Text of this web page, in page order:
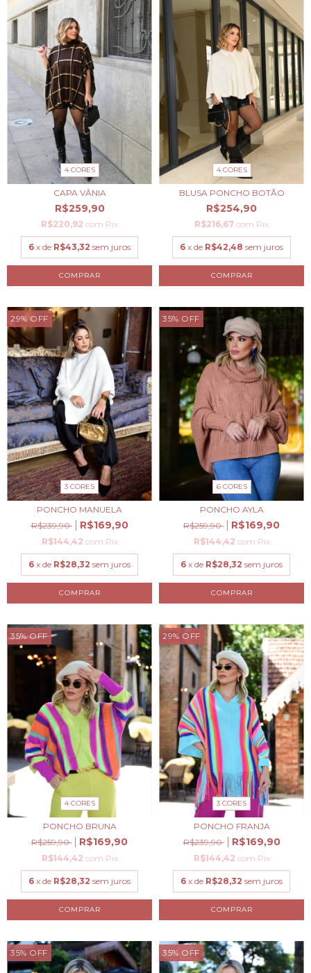
4 CORES
CAPA VÂNIA
R$259,90
R$220,92 com Pix
6 x de R$43,32 sem juros
COMPRAR
4 CORES
BLUSA PONCHO BOTÃO
R$254,90
R$216,67 com Pix
6 x de R$42,48 sem juros
COMPRAR
29% OFF
3 CORES
PONCHO MANUELA
R$239,90
R$169,90
R$144,42 com Pix
6 x de R$28,32 sem juros
COMPRAR
35% OFF
6 CORES
PONCHO AYLA
R$259,90
R$169,90
R$144,42 com Pix
6 x de R$28,32 sem juros
COMPRAR
35%OFF
4 CORES
PONCHO BRUNA
R$259,90
R$169,90
R$144,42 com Pix
6 x de R$28,32 sem juros
COMPRAR
29% OFF
3 CORES
PONCHO FRANJA
R$239,90
R$169,90
R$144,42 com Pix
6 x de R$28,32 sem juros
COMPRAR
35% OFF 35% OFF